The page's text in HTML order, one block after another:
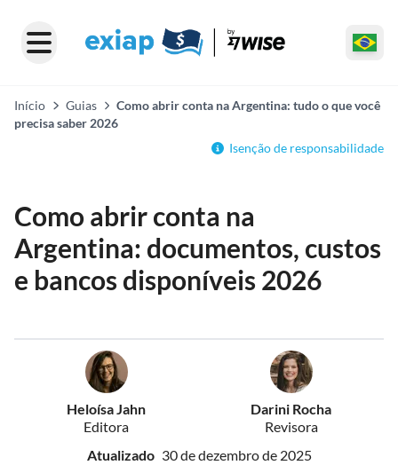
Início Guias
Como abrir conta na Argentina: tudo o que você
precisa saber 2026
Isenção de responsabilidade
Como abrir conta na
Argentina: documentos, custos
e bancos disponíveis 2026
Heloísa Jahn
Editora
Darini Rocha
Revisora
Atualizado 30 de dezembro de 2025